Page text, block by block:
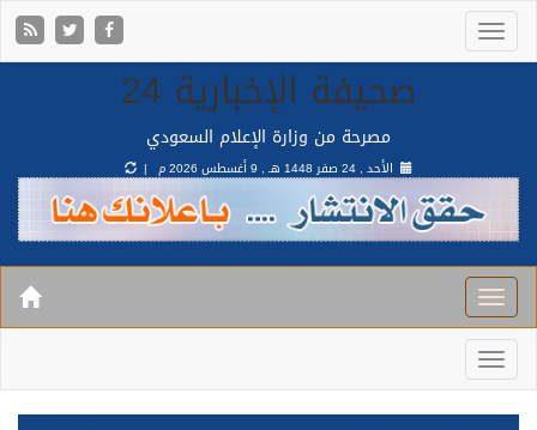
صحيفة الإخبارية 24
مصرحة من وزارة الإعلام السعودي
الأحد , 24 صفر 1448 هـ , 9 أغسطس 2026 م |